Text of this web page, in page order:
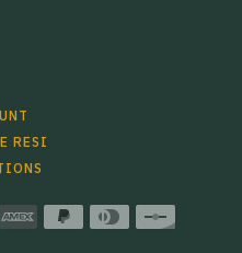
RESI